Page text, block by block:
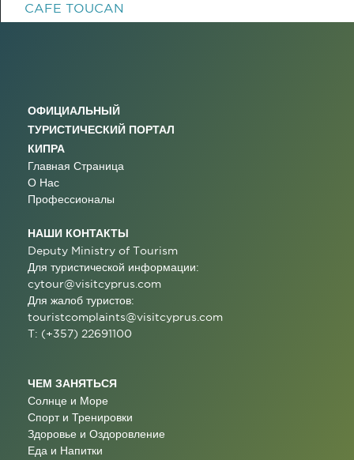
CAFE TOUCAN
ОФИЦИАЛЬНЫЙ
ТУРИСТИЧЕСКИЙ ПОРТАЛ
КИПРА
Главная Страница
О Нас
Профессионалы
НАШИ КОНТАКТЫ
Deputy Ministry of Tourism
Для туристической информации:
cytour@visitcyprus.com
Для жалоб туристов:
touristcomplaints@visitcyprus.com
T: (+357) 22691100
ЧЕМ ЗАНЯТЬСЯ
Солнце и Море
Спорт и Тренировки
Здоровье и Оздоровление
Еда и Напитки